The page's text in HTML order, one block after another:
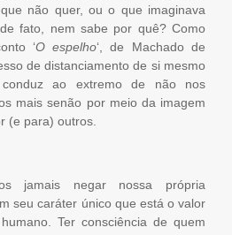
não quer, ou o que imaginava
fato, nem sabe por quê? Como
‘O espelho‘, de Machado de
de distanciamento de si mesmo
ao extremo de não nos
mais senão por meio da imagem
(e para) outros.
jamais negar nossa própria
seu caráter único que está o valor
Ter consciência de quem